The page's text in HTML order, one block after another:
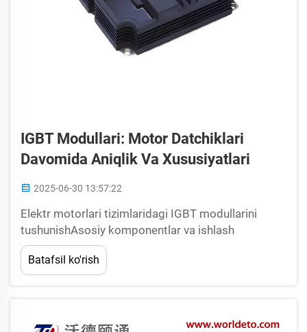
IGBT Modullari: Motor Datchiklari
Davomida Aniqlik Va Xususiyatlari
2025-06-30 13:57:22
Elektr motorlari tizimlaridagi IGBT modullarini
tushunishAsosiy komponentlar va ishlash
printsipalariIGBT modullari, ya'ni tranzistorlar,
diodlar va dastgoh boshqaruv qurilmalari kabi bir
nechta muhim elementlardan tashkil topgan bo'lib,
Batafsil ko'rish